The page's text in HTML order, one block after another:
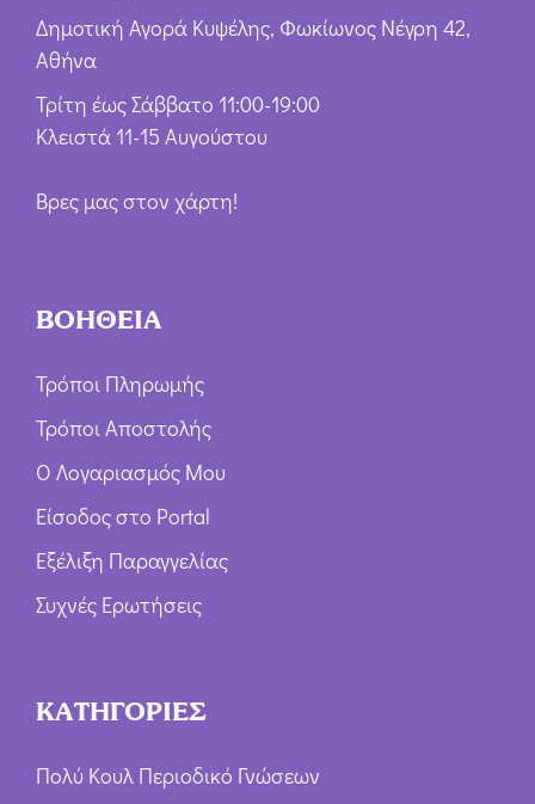
Δημοτική Αγορά Κυψέλης, Φωκίωνος Νέγρη 42,
Αθήνα
Τρίτη έως Σάββατο 11:00-19:00
Κλειστά 11-15 Αυγούστου
Βρες μας στον χάρτη!
ΒΟΗΘΕΙΑ
Τρόποι Πληρωμής
Τρόποι Αποστολής
Ο Λογαριασμός Μου
Είσοδος στο Portal
Εξέλιξη Παραγγελίας
Συχνές Ερωτήσεις
ΚΑΤΗΓΟΡΙΕΣ
Πολύ Κουλ Περιοδικό Γνώσεων